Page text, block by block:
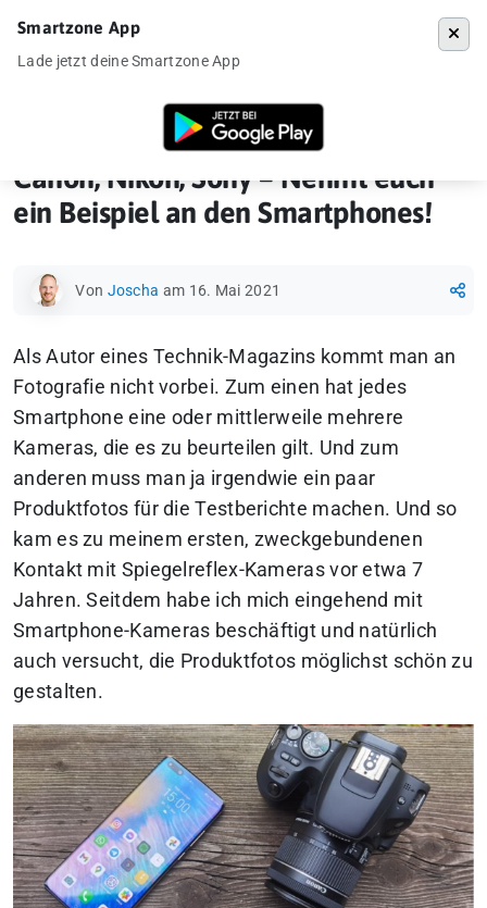
Canon, Nikon, Sony – Nehmt euch ein Beispiel an
Canon, Nikon, Sony – Nehmt euch
ein Beispiel an den Smartphones!
Von Joscha am 16. Mai 2021
Als Autor eines Technik-Magazins kommt man an
Fotografie nicht vorbei. Zum einen hat jedes
Smartphone eine oder mittlerweile mehrere
Kameras, die es zu beurteilen gilt. Und zum
anderen muss man ja irgendwie ein paar
Produktfotos für die Testberichte machen. Und so
kam es zu meinem ersten, zweckgebundenen
Kontakt mit Spiegelreflex-Kameras vor etwa 7
Jahren. Seitdem habe ich mich eingehend mit
Smartphone-Kameras beschäftigt und natürlich
auch versucht, die Produktfotos möglichst schön zu
gestalten.
Smartzone App
Lade jetzt deine Smartzone App